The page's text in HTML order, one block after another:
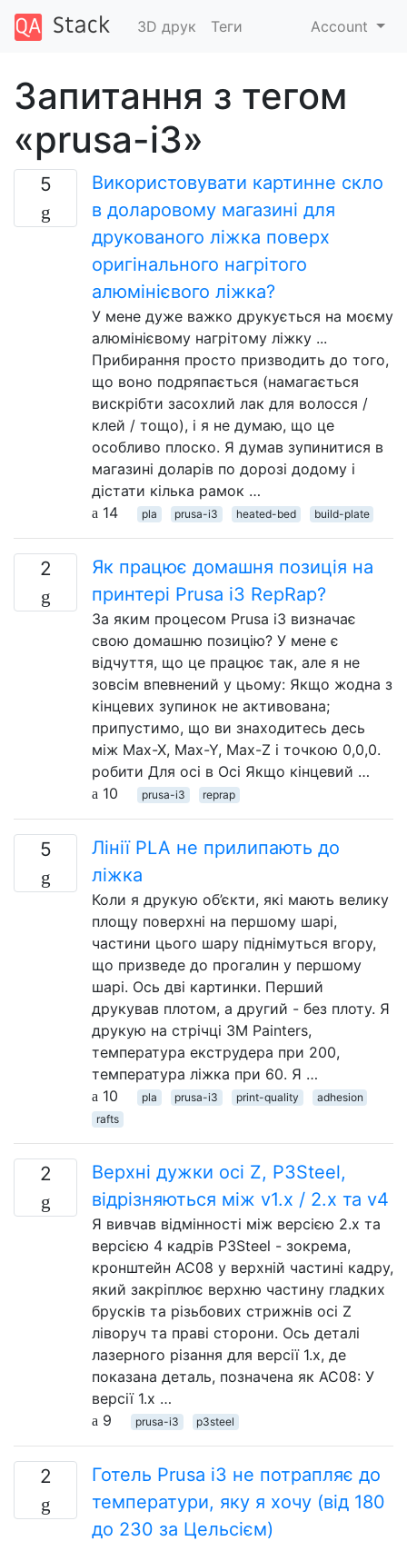
3D друк Теги Account
Запитання з тегом
«prusa-i3»
5
Використовувати картинне скло
в доларовому магазині для
друкованого ліжка поверх
оригінального нагрітого
алюмінієвого ліжка?
У мене дуже важко друкується на моєму
алюмінієвому нагрітому ліжку ...
Прибирання просто призводить до того,
що воно подряпається (намагається
вискрібти засохлий лак для волосся /
клей / тощо), і я не думаю, що це
особливо плоско. Я думав зупинитися в
магазині доларів по дорозі додому і
дістати кілька рамок …
14
pla prusa-i3 heated-bed build-plate
2
Як працює домашня позиція на
принтері Prusa i3 RepRap?
За яким процесом Prusa i3 визначає
свою домашню позицію? У мене є
відчуття, що це працює так, але я не
зовсім впевнений у цьому: Якщо жодна з
кінцевих зупинок не активована;
припустимо, що ви знаходитесь десь
між Max-X, Max-Y, Max-Z і точкою 0,0,0.
робити Для осі в Осі Якщо кінцевий …
10
prusa-i3 reprap
5
Лінії PLA не прилипають до
ліжка
Коли я друкую об’єкти, які мають велику
площу поверхні на першому шарі,
частини цього шару піднімуться вгору,
що призведе до прогалин у першому
шарі. Ось дві картинки. Перший
друкував плотом, а другий - без плоту. Я
друкую на стрічці 3M Painters,
температура екструдера при 200,
температура ліжка при 60. Я …
10
pla prusa-i3 print-quality
adhesion
rafts
2
Верхні дужки осі Z, P3Steel,
відрізняються між v1.x / 2.x та v4
Я вивчав відмінності між версією 2.x та
версією 4 кадрів P3Steel - зокрема,
кронштейн AC08 у верхній частині кадру,
який закріплює верхню частину гладких
брусків та різьбових стрижнів осі Z
ліворуч та праві сторони. Ось деталі
лазерного різання для версії 1.x, де
показана деталь, позначена як AC08: У
версії 1.x …
9
prusa-i3 p3steel
2
Готель Prusa i3 не потрапляє до
температури, яку я хочу (від 180
до 230 за Цельсієм)